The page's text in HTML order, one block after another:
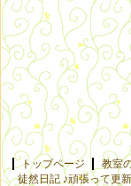
トップページ 教室
徒然日記 ♪頑張って更